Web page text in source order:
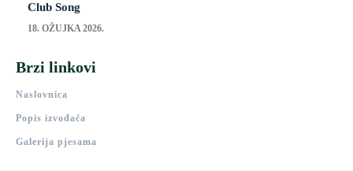
Club Song
18. OŽUJKA 2026.
Brzi linkovi
Naslovnica
Popis izvođača
Galerija pjesama